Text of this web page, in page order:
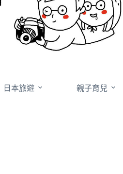
日本旅遊 親子育兒